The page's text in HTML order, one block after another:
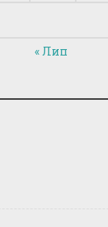
« Лип